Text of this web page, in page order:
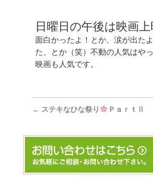
日曜日の午後は映画上
面白かったよ！とか、涙が出た
た、とか（笑）不動の人気はや
映画も人気です。
← ステキなひな祭り ＰａｒｔⅡ